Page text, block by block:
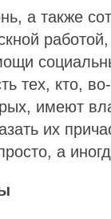
а также
тех, кто,
имеют
их
а